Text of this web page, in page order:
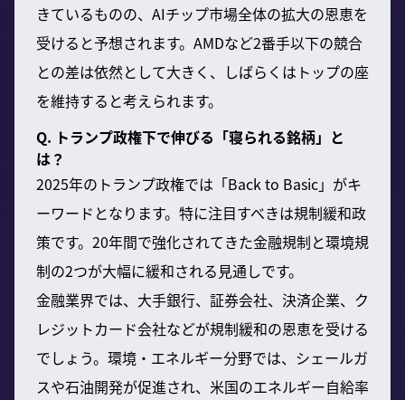
きているものの、AIチップ市場全体の拡大の恩恵を
受けると予想されます。AMDなど2番手以下の競合
との差は依然として大きく、しばらくはトップの座
を維持すると考えられます。
Q. トランプ政権下で伸びる「寝られる銘柄」と
は？
2025年のトランプ政権では「Back to Basic」がキ
ーワードとなります。特に注目すべきは規制緩和政
策です。20年間で強化されてきた金融規制と環境規
制の2つが大幅に緩和される見通しです。
金融業界では、大手銀行、証券会社、決済企業、ク
レジットカード会社などが規制緩和の恩恵を受ける
でしょう。環境・エネルギー分野では、シェールガ
スや石油開発が促進され、米国のエネルギー自給率